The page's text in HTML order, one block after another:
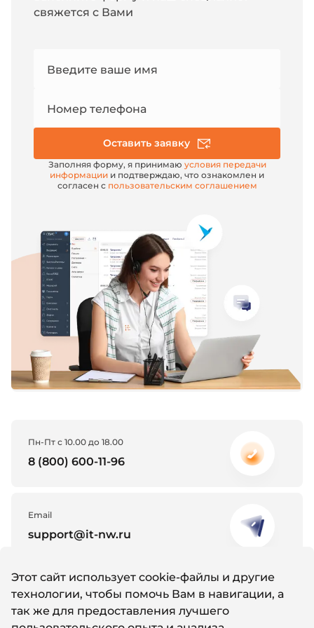
USB-HID, USB-COM или RS-232.
свяжется с Вами
Введите ваше имя
Номер телефона
Номер
e-mail
Оставить заявку
Заполняя форму, я принимаю условия передачи
информации и подтверждаю, что ознакомлен и
согласен с пользовательским соглашением
Пн-Пт с 10.00 до 18.00
8 (800) 600-11-96
Email
support@it-nw.ru
Написать нам
Этот сайт использует cookie-файлы и другие
технологии, чтобы помочь Вам в навигации, а
так же для предоставления лучшего